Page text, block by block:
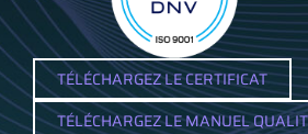
TÉLÉCHARGEZ LE CERTIFICAT
TÉLÉCHARGEZ LE MANUEL